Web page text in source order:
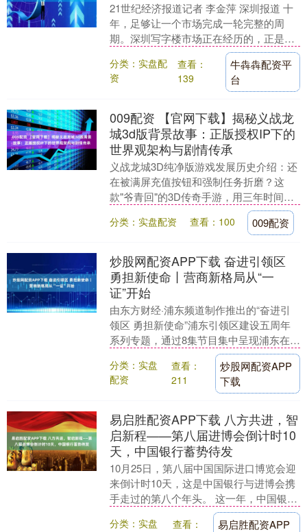
21世纪经济报道记者 李金萍 深圳报道 十
年，足够让一个市场完成一轮完整的周
期。深圳写字楼市场正在经历的，正是这
样一轮深刻的重塑。 戴德梁行7月刚刚发
布的市场调....
分类：实盘配
资
查看：
139
牛犇犇配资平
台
009配资 【官网下载】揭秘义战龙
城3d版背景故事：正版授权IP下的
世界观架构与剧情传承
义战龙城3D纯净版游戏发展历史介绍：还
在被满屏充值按钮和强制任务折磨？这
款"爷青回"的3D传奇手游，用三年时间把
玛法大陆从马赛克变成了好莱坞大片，今
天咱们唠唠它....
分类：实盘配资 查看：100 009配资
炒股网配资APP下载 奋进引领区
勇担新使命丨营商新格局从“一
证”开始
由东方财经·浦东频道制作推出的“奋进引
领区 勇担新使命”浦东引领区建设五周年
系列专题，通过8集节目集中呈现浦东在制
分类：实盘
配资
查看：
211
炒股网配资APP
下载
易启胜配资APP下载 八方共进，智
启新程——第八届进博会倒计时10
天，中国银行蓄势待发
10月25日，第八届中国国际进口博览会迎
来倒计时10天，这是中国银行与进博会携
手走过的第八个年头。 这一年，中国银行
与中国国际进口博览局、国家会展中心
（上海）签....
分类：实盘
查看：
易启胜配资APP